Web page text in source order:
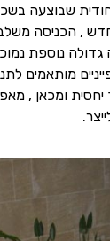
שבוצעה
, הכניסה
נוספת
מותאמים
יחסית ומכאן ,